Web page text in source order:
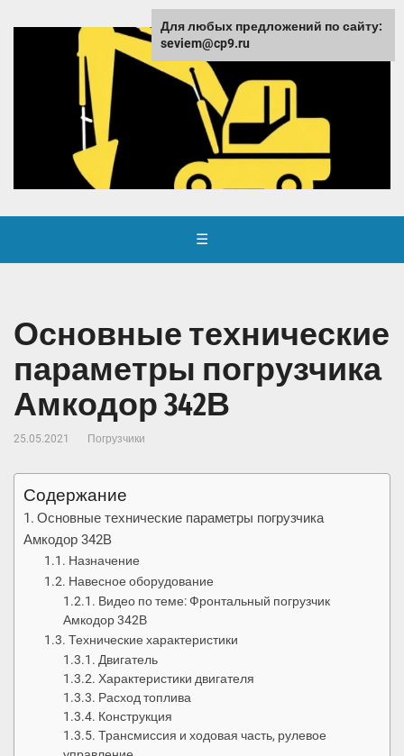
☰
Основные технические
параметры погрузчика
Амкодор 342В
25.05.2021 Погрузчики
Содержание
Основные технические параметры погрузчика
Амкодор 342В
Назначение
Навесное оборудование
Видео по теме: Фронтальный погрузчик
Амкодор 342В
Технические характеристики
Двигатель
Характеристики двигателя
Расход топлива
Конструкция
Трансмиссия и ходовая часть, рулевое
Для любых предложений по сайту:
seviem@cp9.ru